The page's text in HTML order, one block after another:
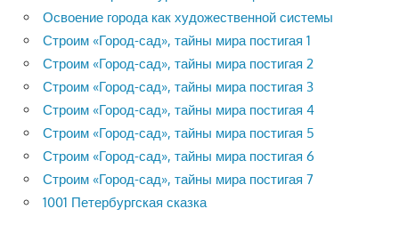
Освоение города как художественной системы
Строим «Город-сад», тайны мира постигая 1
Строим «Город-сад», тайны мира постигая 2
Строим «Город-сад», тайны мира постигая 3
Строим «Город-сад», тайны мира постигая 4
Строим «Город-сад», тайны мира постигая 5
Строим «Город-сад», тайны мира постигая 6
Строим «Город-сад», тайны мира постигая 7
1001 Петербургская сказка